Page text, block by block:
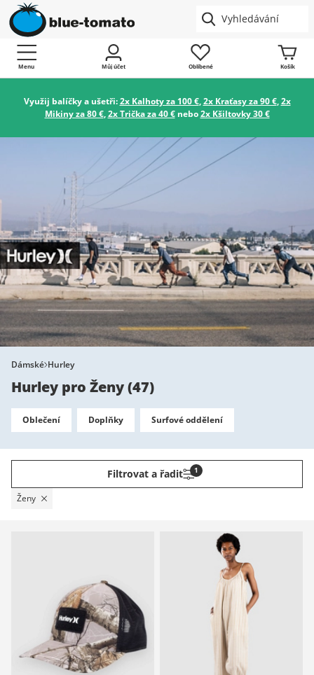
Menu Můj účet Oblíbené Košík
Využij balíčky a ušetři:2x Kalhoty za 100 €,2x Kraťasy za 90 €,2x
Mikiny za 80 €,2x Trička za 40 €nebo2x Kšiltovky 30 €
Dámské Hurley
Hurley pro Ženy(47)
Oblečení Doplňky Surfové oddělení
Filtrovat a řadit 1
Ženy